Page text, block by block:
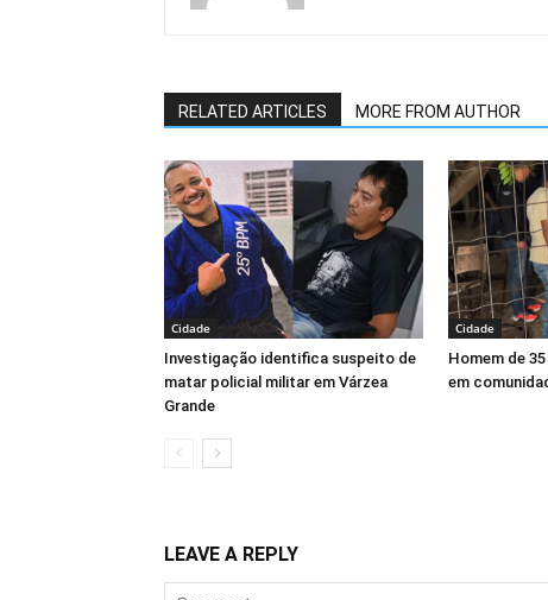
RELATED ARTICLES MORE FROM AUTHOR
Cidade
Investigação identifica suspeito de
matar policial militar em Várzea
Grande
Cidade
Homem de
em
LEAVE A REPLY